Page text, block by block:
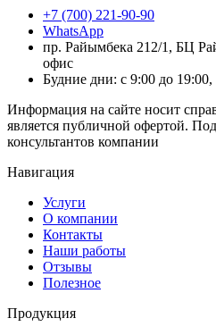
+7 (700) 221-90-90
WhatsApp
пр. Райымбека 212/1, БЦ
офис
Будние дни: с 9:00 до
Информация на сайте носит
является публичной офертой.
консультантов компании
Навигация
Услуги
О компании
Контакты
Наши работы
Отзывы
Полезное
Продукция